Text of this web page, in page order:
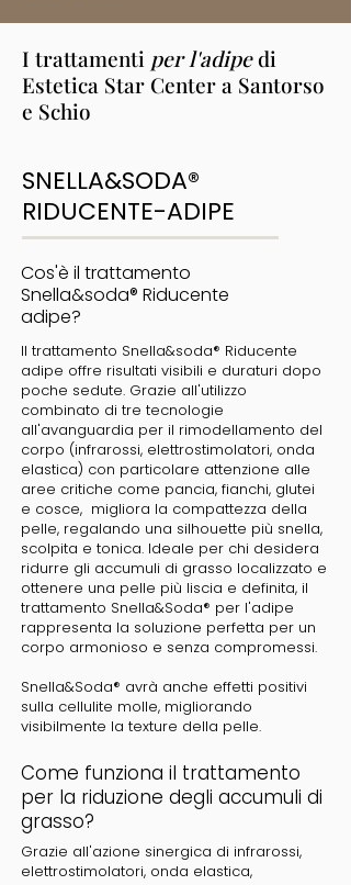
I trattamenti per l'adipedi
Estetica Star Center a Santorso
e Schio
SNELLA&SODA®
RIDUCENTE-ADIPE
Cos'è il trattamento
Snella&soda® Riducente
adipe?
Il trattamento Snella&soda® Riducente
adipe offre risultati visibili e duraturi dopo
poche sedute. Grazie all'utilizzo
combinato di tre tecnologie
all'avanguardia per il rimodellamento del
corpo (infrarossi, elettrostimolatori, onda
elastica) con particolare attenzione alle
aree critiche come pancia, fianchi, glutei
e cosce, migliora la compattezza della
pelle, regalando una silhouette più snella,
scolpita e tonica. Ideale per chi desidera
ridurre gli accumuli di grasso localizzato e
ottenere una pelle più liscia e definita, il
trattamento Snella&Soda® per l'adipe
rappresenta la soluzione perfetta per un
corpo armonioso e senza compromessi.
Snella&Soda® avrà anche effetti positivi
sulla cellulite molle, migliorando
visibilmente la texture della pelle.
Come funziona il trattamento
per la riduzione degli accumuli di
grasso?
Grazie all'azione sinergica di infrarossi,
elettrostimolatori, onda elastica,